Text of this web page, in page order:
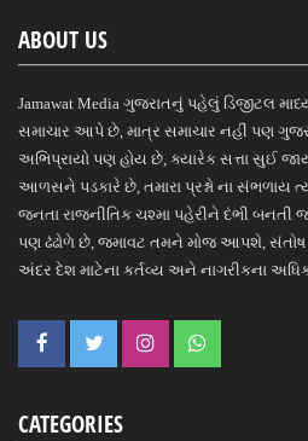
ABOUT US
Jamawat Media ગુજરાતનું પહેલું ડિજીટલ
સમાચાર આપે છે, માત્ર સમાચાર નહીં પણ
અભિપ્રાયો પણ હોય છે, ક્યારેક સત્તા સુઈ
આળસને પડકારે છે, તમારા પ્રશ્નો ના સંભળાય
જનતા રાજનીતિક ચશ્મા પહેરીને દંભી બનતી
પણ ઢંઢોળે છે, જમાવટ તમને મોજ આપશે,
અંદર દેશ માટેના કર્તવ્ય અને નાગરીકના
CATEGORIES